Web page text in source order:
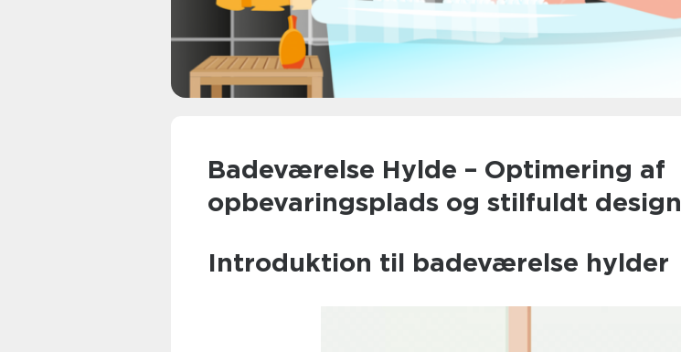
Badeværelse Hylde – Optimering af
opbevaringsplads og stilfuldt design
Introduktion til badeværelse hylder